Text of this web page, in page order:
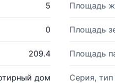
5 Площадь
0 Площадь
209.4 Площадь
дом Серия, тип